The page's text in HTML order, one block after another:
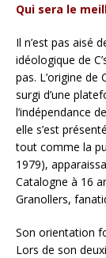
Qui sera le
Il n’est pas aisé
idéologique de
pas. L’origine de
surgi d’une
l’indépendance
elle s’est
tout comme la
1979),
Catalogne à 16
Granollers,
Son orientation
Lors de son